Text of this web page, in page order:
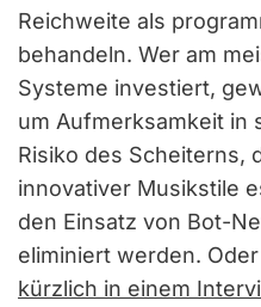
Reichweite als
behandeln. Wer am
Systeme investiert,
um Aufmerksamkeit in
Risiko des Scheiterns,
innovativer Musikstile
den Einsatz von Bot-
eliminiert werden.
kürzlich in einem